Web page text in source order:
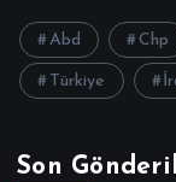
Abd Chp
Türkiye
Son